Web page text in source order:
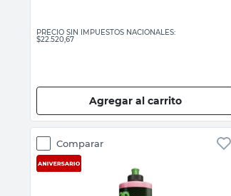
PRECIO SIN IMPUESTOS NACIONALES:
$22.520,67
Agregar al carrito
Comparar